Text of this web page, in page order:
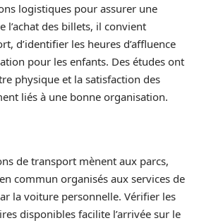
logistiques pour assurer une
l’achat des billets, il convient
d’identifier les heures d’affluence
pour les enfants. Des études ont
physique et la satisfaction des
liés à une bonne organisation.
de transport mènent aux parcs,
commun organisés aux services de
la voiture personnelle. Vérifier les
disponibles facilite l’arrivée sur le